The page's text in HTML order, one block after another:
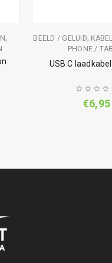
, BEELD / GELUID,
PHONE /
USB C
€6,95